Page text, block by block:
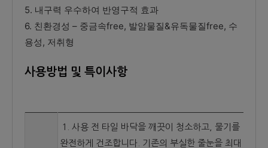
5. 내구력 우수하여 반영구적 효과
6. 친환경성 – 중금속free, 발암물질&유독물질free, 수
용성, 저취형
사용방법 및 특이사항
1. 사용 전 타일 바닥을 깨끗이 청소하고, 물기를
완전하게 건조합니다. 기존의 부실한 줄눈을 최대